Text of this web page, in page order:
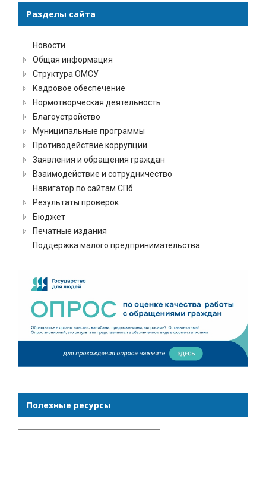
Разделы сайта
Новости
Общая информация
Структура ОМСУ
Кадровое обеспечение
Нормотворческая деятельность
Благоустройство
Муниципальные программы
Противодействие коррупции
Заявления и обращения граждан
Взаимодействие и сотрудничество
Навигатор по сайтам СПб
Результаты проверок
Бюджет
Печатные издания
Поддержка малого предпринимательства
Полезные ресурсы